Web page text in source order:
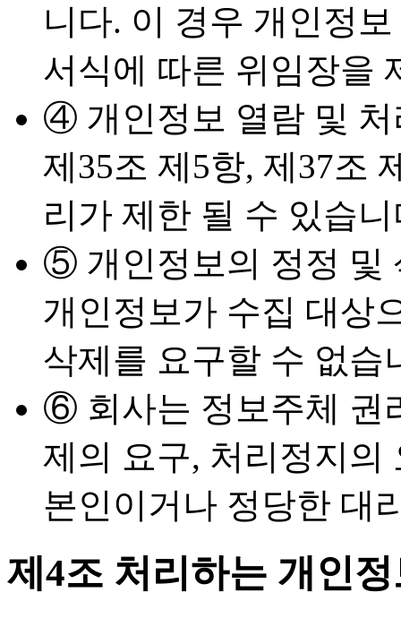
니다. 이 경우 개인정
서식에 따른 위임장을
④ 개인정보 열람 및 처
제35조 제5항, 제37조
리가 제한 될 수 있습니
⑤ 개인정보의 정정 및
개인정보가 수집 대상
삭제를 요구할 수 없습
⑥ 회사는 정보주체 권
제의 요구, 처리정지의
본인이거나 정당한 대
제4조 처리하는 개인